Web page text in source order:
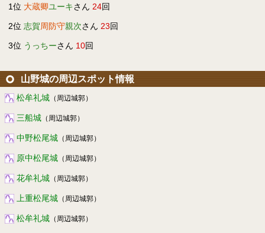
1位 大蔵卿ユーキさん 24回
2位 志賀周防守親次さん 23回
3位 うっちーさん 10回
山野城の周辺スポット情報
松牟礼城 （周辺城郭）
三船城 （周辺城郭）
中野松尾城 （周辺城郭）
原中松尾城 （周辺城郭）
花牟礼城 （周辺城郭）
上重松尾城 （周辺城郭）
松牟礼城 （周辺城郭）